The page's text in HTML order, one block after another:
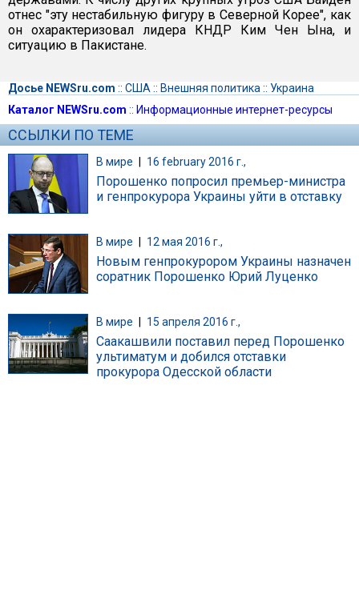
отнес "эту нестабильную фигуру в Северной Корее", как
он охарактеризовал лидера КНДР Ким Чен Ына, и
ситуацию в Пакистане.
Досье NEWSru.com :: США :: Внешняя политика :: Украина
Каталог NEWSru.com :: Информационные интернет-ресурсы
ССЫЛКИ ПО ТЕМЕ
В мире | 16 february 2016 г.,
Порошенко попросил премьер-министра
и генпрокурора Украины уйти в отставку
В мире 12 мая 2016 г.,
Новым генпрокурором Украины назначен
соратник Порошенко Юрий Луценко
В мире 15 апреля 2016 г.,
Саакашвили поставил перед Порошенко
ультиматум и добился отставки
прокурора Одесской области